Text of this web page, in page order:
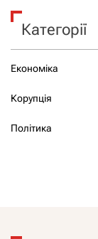
Категорії
Економіка
Корупція
Політика